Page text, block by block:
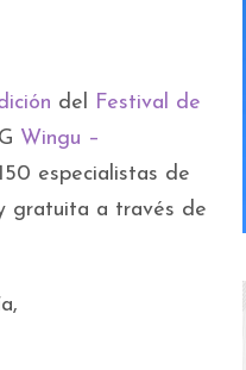
del Festival de
Wingu –
especialistas de
gratuita a través de